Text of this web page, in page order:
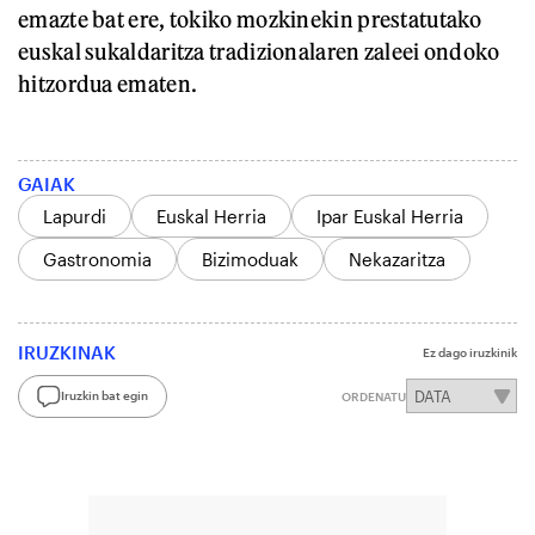
emazte bat ere, tokiko mozkinekin prestatutako
euskal sukaldaritza tradizionalaren zaleei ondoko
hitzordua ematen.
GAIAK
Lapurdi
Euskal Herria
Ipar Euskal Herria
Gastronomia
Bizimoduak Nekazaritza
IRUZKINAK Ez dago iruzkinik
Iruzkin bat egin ORDENATU